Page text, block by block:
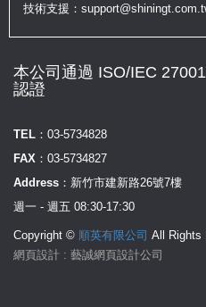
技術支援：
本公司通過 ISO/IEC
認證
TEL： 03-5734828
FAX： 03-5734827
Address： 新竹市建新路26號7樓
週一 - 週五 08:30-17:30
Copyright © 順英有限公司 All Rights
網頁設計 : 藝誠網頁設計公司